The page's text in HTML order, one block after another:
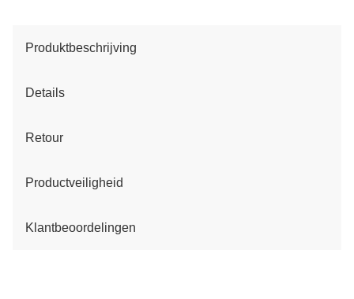
Produktbeschrijving
Details
Retour
Productveiligheid
Klantbeoordelingen